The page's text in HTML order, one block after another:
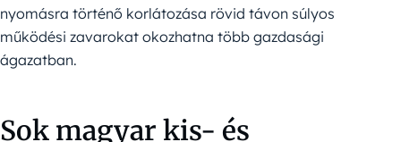
nyomásra történő korlátozása rövid távon súlyos
működési zavarokat okozhatna több gazdasági
ágazatban.
Sok magyar kis- és